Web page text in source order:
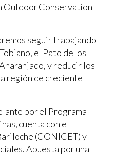
Outdoor Conservation
seguir trabajando
el Pato de los
y reducir los
región de creciente
por el Programa
cuenta con el
(CONICET) y
Apuesta por una